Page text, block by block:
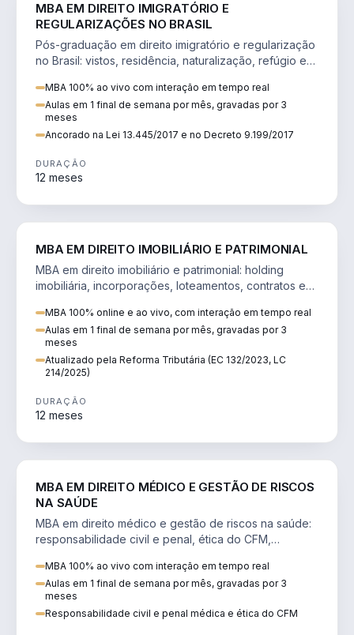
MBA EM DIREITO IMIGRATÓRIO E
REGULARIZAÇÕES NO BRASIL
Pós-graduação em direito imigratório e regularização
no Brasil: vistos, residência, naturalização, refúgio e
MBA 100% ao vivo com interação em tempo real
Aulas em 1 final de semana por mês, gravadas por 3
meses
Ancorado na Lei 13.445/2017 e no Decreto 9.199/2017
DURAÇÃO
12 meses
MBA EM DIREITO IMOBILIÁRIO E PATRIMONIAL
MBA em direito imobiliário e patrimonial: holding
imobiliária, incorporações, loteamentos, contratos e
MBA 100% online e ao vivo, com interação em tempo real
Aulas em 1 final de semana por mês, gravadas por 3
meses
Atualizado pela Reforma Tributária (EC 132/2023, LC
214/2025)
DURAÇÃO
12 meses
MBA EM DIREITO MÉDICO E GESTÃO DE RISCOS
NA SAÚDE
MBA em direito médico e gestão de riscos na saúde:
responsabilidade civil e penal, ética do CFM,
MBA 100% ao vivo com interação em tempo real
Aulas em 1 final de semana por mês, gravadas por 3
meses
Responsabilidade civil e penal médica e ética do CFM